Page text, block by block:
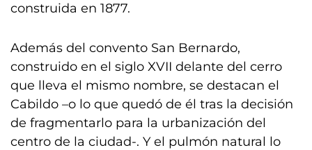
construida en 1877.
Además del convento San Bernardo,
construido en el siglo XVII delante del cerro
que lleva el mismo nombre, se destacan el
Cabildo –o lo que quedó de él tras la decisión
de fragmentarlo para la urbanización del
centro de la ciudad-. Y el pulmón natural lo